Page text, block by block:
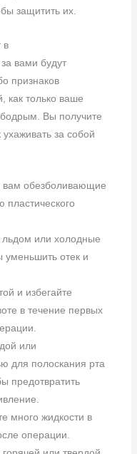
защитить их.
в
вами будут
признаков
как только ваше
Вы получите
за собой
вам обезболивающие
пластического
льдом или холодные
отек и
и избегайте
в течение первых
или
для полоскания рта
предотвратить
много жидкости в
операции.